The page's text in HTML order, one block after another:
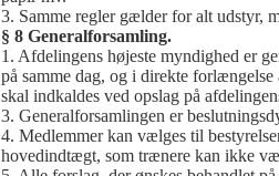
3. Samme regler gælder for alt udstyr,
§ 8 Generalforsamling.
1. Afdelingens højeste myndighed er
på samme dag, og i direkte
skal indkaldes ved opslag på
3. Generalforsamlingen er
4. Medlemmer kan vælges til
hovedindtægt, som trænere kan ikke